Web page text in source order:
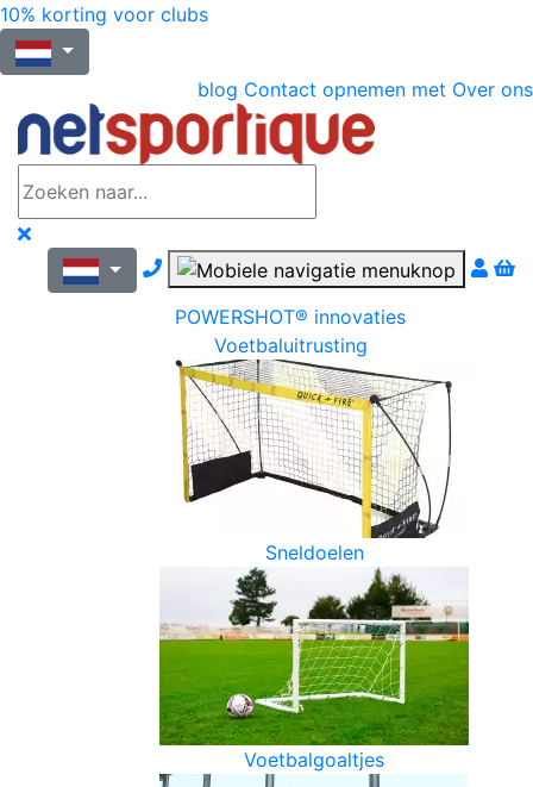
10% korting voor clubs
blog Contact opnemen met Over ons
Nous contacter par téléphone
POWERSHOT® innovaties
Voetbaluitrusting
Sneldoelen
Voetbalgoaltjes